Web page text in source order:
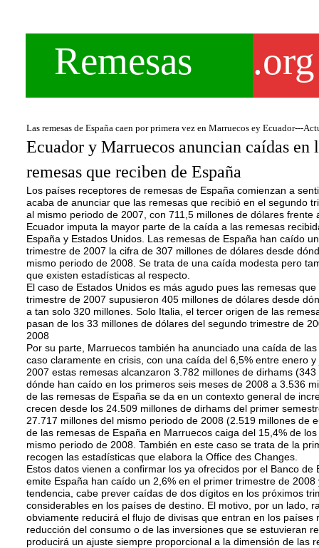
Las remesas de España caen por primera vez en Marruecos ey Ecuador---
Ecuador y Marruecos anuncian caídas en
remesas que reciben de España
Los países receptores de remesas de España comienzan a
acaba de anunciar que las remesas que recibió en el segundo
al mismo periodo de 2007, con 711,5 millones de dólares
Ecuador imputa la mayor parte de la caída a las remesas
España y Estados Unidos. Las remesas de España han caído
trimestre de 2007 la cifra de 307 millones de dólares desde
mismo periodo de 2008. Se trata de una caída modesta pero
que existen estadísticas al respecto.
El caso de Estados Unidos es más agudo pues las remesas
trimestre de 2007 supusieron 405 millones de dólares desde
a tan solo 320 millones. Solo Italia, el tercer origen de las
pasan de los 33 millones de dólares del segundo trimestre de
2008
Por su parte, Marruecos también ha anunciado una caída de
caso claramente en crisis, con una caída del 6,5% entre enero
2007 estas remesas alcanzaron 3.782 millones de dirhams
dónde han caído en los primeros seis meses de 2008 a 3.536
de las remesas de España se da en un contexto general de
crecen desde los 24.509 millones de dirhams del primer
27.717 millones del mismo periodo de 2008 (2.519 millones de
de las remesas de España en Marruecos caiga del 15,4% de
mismo periodo de 2008. También en este caso se trata de la
recogen las estadísticas que elabora la Office des Changes.
Estos datos vienen a confirmar los ya ofrecidos por el Banco
emite España han caído un 2,6% en el primer trimestre de
tendencia, cabe prever caídas de dos dígitos en los próximos
considerables en los países de destino. El motivo, por un lado,
obviamente reducirá el flujo de divisas que entran en los
reducción del consumo o de las inversiones que se estuvieran
producirá un ajuste siempre proporcional a la dimensión de las
Remesas .org